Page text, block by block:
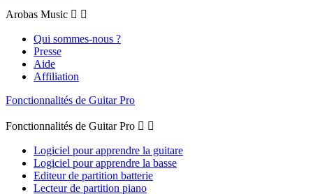
Arobas Music  
Qui sommes-nous ?
Presse
Aide
Affiliation
Fonctionnalités de Guitar Pro
Fonctionnalités de Guitar Pro  
Logiciel pour apprendre la guitare
Logiciel pour apprendre la basse
Editeur de partition batterie
Lecteur de partition piano